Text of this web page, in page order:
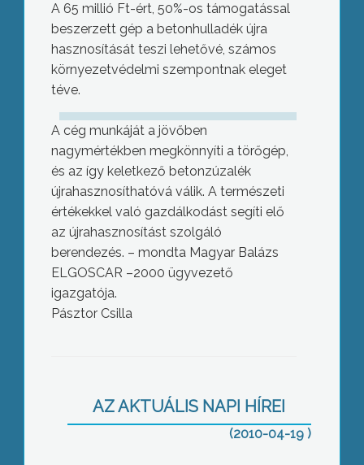
A 65 millió Ft-ért, 50%-os támogatással
beszerzett gép a betonhulladék újra
hasznosítását teszi lehetővé, számos
környezetvédelmi szempontnak eleget
téve.
A cég munkáját a jövőben
nagymértékben megkönnyíti a törőgép,
és az így keletkező betonzúzalék
újrahasznosíthatóvá válik. A természeti
értékekkel való gazdálkodást segíti elő
az újrahasznosítást szolgáló
berendezés. – mondta Magyar Balázs
ELGOSCAR –2000 ügyvezető
igazgatója.
Pásztor Csilla
AZ AKTUÁLIS NAPI HÍREI
(2010-04-19 )
pártján áll, bár a nagyberuházásokat
párt elnöke ma Gyöngyösön.